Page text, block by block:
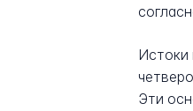
Истоки
Эти